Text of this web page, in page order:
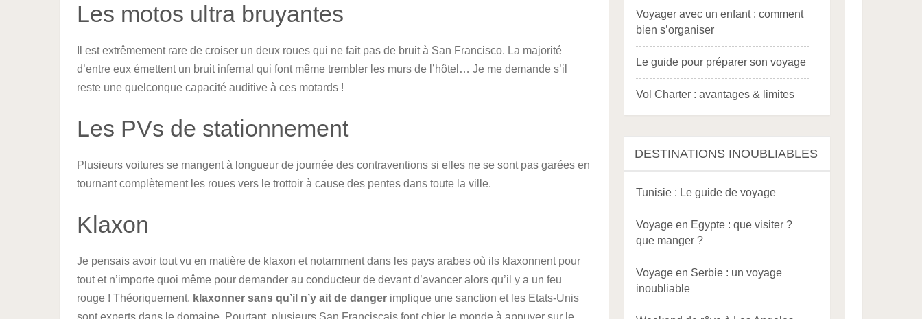
Les motos ultra bruyantes
Il est extrêmement rare de croiser un deux roues qui ne fait pas de bruit à San Francisco. La majorité
d’entre eux émettent un bruit infernal qui font même trembler les murs de l’hôtel… Je me demande s’il
reste une quelconque capacité auditive à ces motards !
Les PVs de stationnement
Plusieurs voitures se mangent à longueur de journée des contraventions si elles ne se sont pas garées en
tournant complètement les roues vers le trottoir à cause des pentes dans toute la ville.
Klaxon
Je pensais avoir tout vu en matière de klaxon et notamment dans les pays arabes où ils klaxonnent pour
tout et n’importe quoi même pour demander au conducteur de devant d’avancer alors qu’il y a un feu
rouge ! Théoriquement, klaxonner sans qu’il n’y ait de danger implique une sanction et les Etats-Unis
sont experts dans le domaine. Pourtant, plusieurs San Franciscais font chier le monde à appuyer sur le
Voyager avec un enfant : comment
bien s’organiser
Le guide pour préparer son voyage
Vol Charter : avantages & limites
DESTINATIONS INOUBLIABLES
Tunisie : Le guide de voyage
Voyage en Egypte : que visiter ?
que manger ?
Voyage en Serbie : un voyage
inoubliable